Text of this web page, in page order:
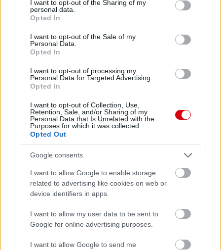
not limited to your visit or usage behaviour. You may click to
grant or deny consent to Google and its third-party tags to
use your data for below specified purposes in below Google
consent section.
I want to opt-out of the Sharing of my
personal data.
Opted In
I want to opt-out of the Sale of my
Personal Data.
Opted In
I want to opt-out of processing my
Personal Data for Targeted Advertising.
Opted In
I want to opt-out of Collection, Use,
Retention, Sale, and/or Sharing of my
Personal Data that Is Unrelated with the
Purposes for which it was collected.
Opted Out
Google consents
I want to allow Google to enable storage
related to advertising like cookies on web or
device identifiers in apps.
I want to allow my user data to be sent to
Google for online advertising purposes.
I want to allow Google to send me